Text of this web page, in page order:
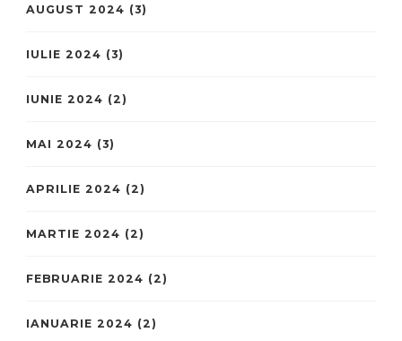
AUGUST 2024 (3)
IULIE 2024 (3)
IUNIE 2024 (2)
MAI 2024 (3)
APRILIE 2024 (2)
MARTIE 2024 (2)
FEBRUARIE 2024 (2)
IANUARIE 2024 (2)